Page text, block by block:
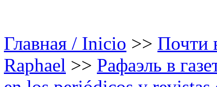
Главная / Inicio >> Почти
Raphael >> Рафаэль в